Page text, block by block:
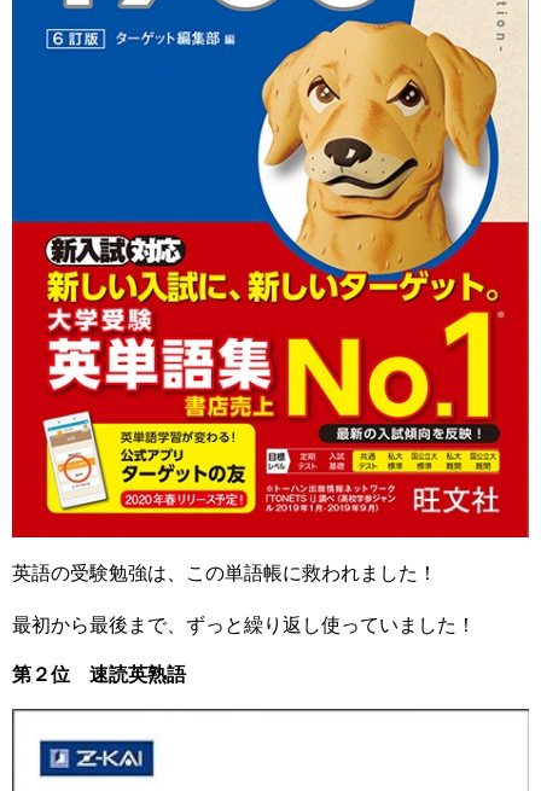
英語の受験勉強は、この単語帳に救われました！
最初から最後まで、ずっと繰り返し使っていました！
第２位 速読英熟語